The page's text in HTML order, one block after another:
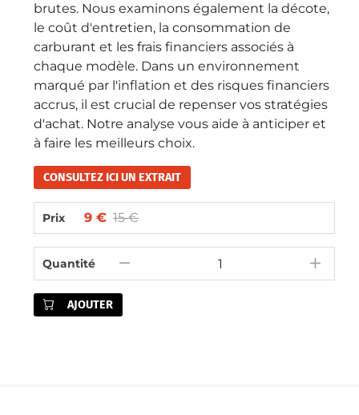
brutes. Nous examinons également la décote,
le coût d'entretien, la consommation de
carburant et les frais financiers associés à
chaque modèle. Dans un environnement
marqué par l'inflation et des risques financiers
accrus, il est crucial de repenser vos stratégies
d'achat. Notre analyse vous aide à anticiper et
à faire les meilleurs choix.
CONSULTEZ ICI UN EXTRAIT
Prix 9 € 15 €
Quantité
AJOUTER